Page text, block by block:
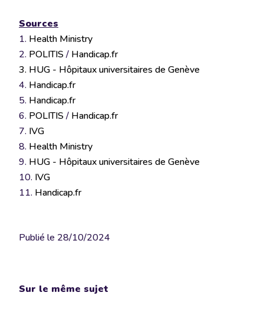
Sources
1. Health Ministry
2. POLITIS/ Handicap.fr
3. HUG - Hôpitaux universitaires de Genève
4. Handicap.fr
5. Handicap.fr
6. POLITIS/ Handicap.fr
7. IVG
8. Health Ministry
9. HUG - Hôpitaux universitaires de Genève
10. IVG
11. Handicap.fr
Publié le 28/10/2024
Sur le même sujet